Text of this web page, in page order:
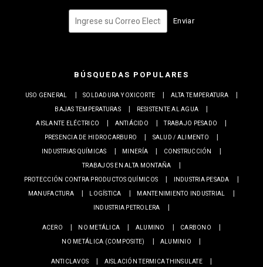
Enviar
BÚSQUEDAS POPULARES
USO GENERAL SOLDADURA Y OXICORTE
ALTA TEMPERATURA
BAJAS TEMPERATURAS
RESISTENTE AL AGUA
AISLANTE ELÉCTRICO
ANTIÁCIDO
TRABAJO PESADO
PRESENCIA DE HIDROCARBURO
SALUD / ALIMENTO
INDUSTRIAS QUÍMICAS
MINERÍA
CONSTRUCCIÓN
TRABAJOS EN ALTA MONTAÑA
PROTECCIÓN CONTRA PRODUCTOS QUÍMICOS
INDUSTRIA PESADA
MANUFACTURA
LOGÍSTICA
MANTENIMIENTO INDUSTRIAL
INDUSTRIA PETROLERA
ACERO NO METÁLICA ALUMINO
CARBONO
NO METÁLICA (COMPOSITE)
ALUMINIO
ANTICLAVOS
AISLACIÓN TERMICA THINSULATE